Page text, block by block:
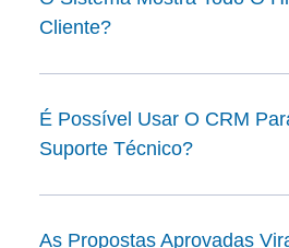
Cliente?
É Possível Usar O CRM
Suporte Técnico?
As Propostas Aprovadas